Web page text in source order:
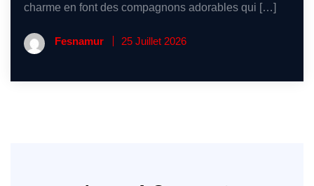
charme en font des compagnons adorables qui […]
Fesnamur 25 Juillet 2026